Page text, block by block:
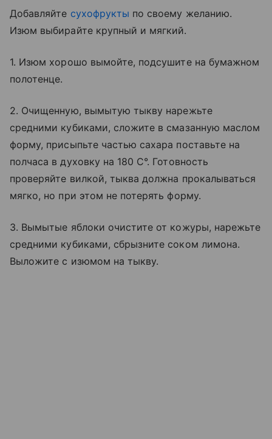
Добавляйте сухофрукты по своему желанию.
Изюм выбирайте крупный и мягкий.
1. Изюм хорошо вымойте, подсушите на бумажном
полотенце.
2. Очищенную, вымытую тыкву нарежьте
средними кубиками, сложите в смазанную маслом
форму, присыпьте частью сахара поставьте на
полчаса в духовку на 180 C°. Готовность
проверяйте вилкой, тыква должна прокалываться
мягко, но при этом не потерять форму.
3. Вымытые яблоки очистите от кожуры, нарежьте
средними кубиками, сбрызните соком лимона.
Выложите с изюмом на тыкву.